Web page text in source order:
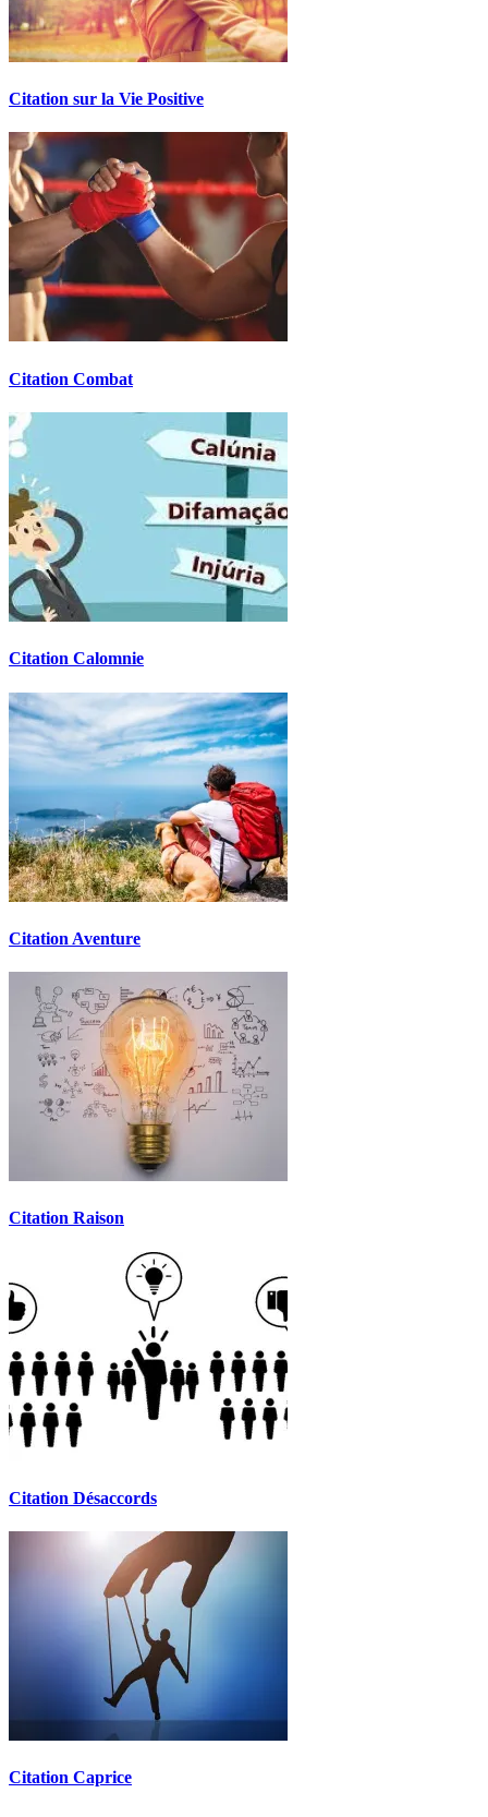
Citation sur la Vie Positive
Citation Combat
Citation Calomnie
Citation Aventure
Citation Raison
Citation Désaccords
Citation Caprice